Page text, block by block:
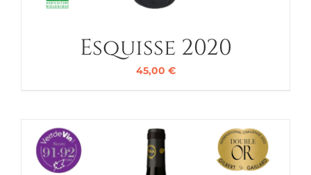
Esquisse 2020
45,00 €